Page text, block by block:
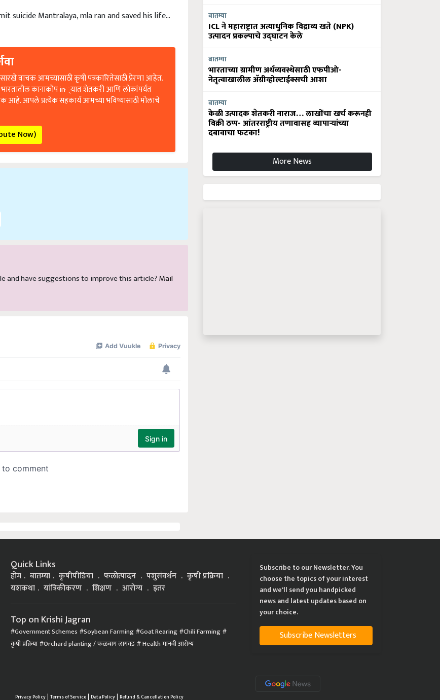
suicide Mantralaya, mla ran and saved his life...
वाचक आमच्यासाठी कृषी पत्रकारितेसाठी प्रेरणा आहेत.
कानाकोप in्यात शेतकरी आणि लोकांपर्यंत
आहे. आपले प्रत्येक सहकार्य आमच्या भविष्यासाठी मोलाचे
Now)
and have suggestions to improve this article?Mail
बातम्या
ICL ने महाराष्ट्रात अत्याधुनिक विद्राव्य खते (NPK)
उत्पादन प्रकल्पाचे उद्घाटन केले
बातम्या
भारताच्या ग्रामीण अर्थव्यवस्थेसाठी एफपीओ-
नेतृत्वाखालील अ‍ॅग्रीव्होल्टाईक्सची आशा
बातम्या
केळी उत्पादक शेतकरी नाराज… लाखोंचा खर्च करूनही
विक्री ठप्प- आंतरराष्ट्रीय तणावासह व्यापाऱ्यांच्या
दबावाचा फटका!
More News
Quick Links
होम बातम्या कृषीपीडिया फलोत्पादन पशुसंवर्धन
कृषी प्रक्रिया
यशकथा
यांत्रिकीकरण शिक्षण आरोग्य इतर
Top on Krishi Jagran
Government Schemes Soybean Farming Goat Rearing Chili Farming
कृषी प्रक्रिया Orchard planting / फळबाग लागवड Health मानवी आरोग्य
Subscribe to our Newsletter. You
choose the topics of your interest
and we'll send you handpicked
news and latest updates based on
your choice.
Subscribe Newsletters
Privacy Policy| Terms of Service| Data Policy| Refund & Cancellation Policy